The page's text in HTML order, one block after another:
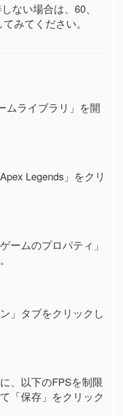
ない場合は、60、
みてください。
ムライブラリ」を開
Legends」をクリ
ームのプロパティ」
」タブをクリックし
、以下のFPSを制限
「保存」をクリック